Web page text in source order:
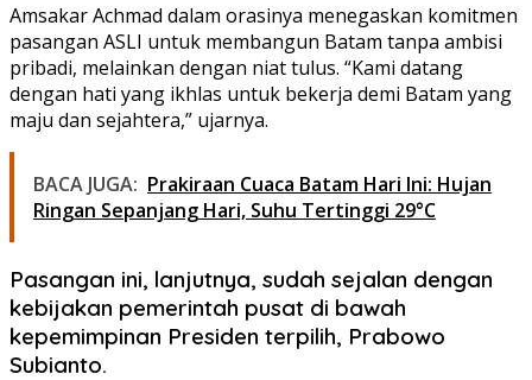
Amsakar Achmad dalam orasinya menegaskan komitmen
pasangan ASLI untuk membangun Batam tanpa ambisi
pribadi, melainkan dengan niat tulus. “Kami datang
dengan hati yang ikhlas untuk bekerja demi Batam yang
maju dan sejahtera,” ujarnya.
BACA JUGA: Prakiraan Cuaca Batam Hari Ini: Hujan
Ringan Sepanjang Hari, Suhu Tertinggi 29°C
Pasangan ini, lanjutnya, sudah sejalan dengan
kebijakan pemerintah pusat di bawah
kepemimpinan Presiden terpilih, Prabowo
Subianto.